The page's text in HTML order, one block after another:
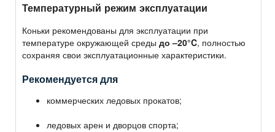
Температурный режим эксплуатации
Коньки рекомендованы для эксплуатации при
температуре окружающей среды до –20°C, полностью
сохраняя свои эксплуатационные характеристики.
Рекомендуется для
коммерческих ледовых прокатов;
ледовых арен и дворцов спорта;